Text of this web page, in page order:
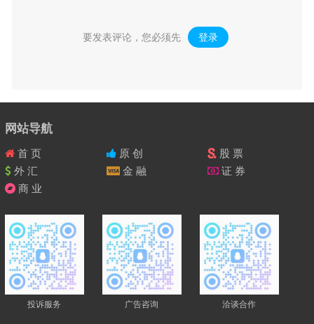
要发表评论，您必须先 登录 。
网站导航
首 页 原 创
股 票
外 汇
金 融
证 券
商 业
投诉服务 广告咨询 洽谈合作